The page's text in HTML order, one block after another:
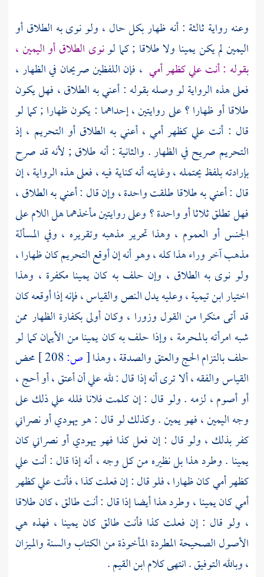
وعنه رواية ثالثة : أنه ظهار بكل حال ، ولو نوى به الطلاق أو
اليمين لم يكن يمينا ولا طلاقا ; كما لونوى الطلاق أو اليمين ،
بقوله : أنت علي كظهر أمي ، فإن اللفظين صريحان في الظهار ،
فعلى هذه الرواية لو وصله بقوله : أعني به الطلاق ، فهل يكون
طلاقا أو ظهارا ؟ على روايتين ، إحداهما : يكون ظهارا ; كما لو
قال : أنت علي كظهر أمي ، أعني به الطلاق أو التحريم ، إذ
التحريم صريح في الظهار . والثانية : أنه طلاق ; لأنه قد صرح
بإرادته بلفظ يحتمله ، وغايته أنه كناية فيه ، فعلى هذه الرواية ، إن
قال : أعني به طلاقا طلقت واحدة ، وإن قال : أعني به الطلاق ،
فهل تطلق ثلاثا أو واحدة ؟ وعلى روايتين مأخذهما هل اللام على
الجنس أو العموم ، وهذا تحرير مذهبه وتقريره ، وفي المسألة
مذهب آخر وراء هذا كله ، وهو أنه إن أوقع التحريم كان ظهارا ،
ولو نوى به الطلاق ، وإن حلف به كان يمينا مكفرة ، وهذا
اختيارابن تيمية، وعليه يدل النص والقياس ، فإنه إذا أوقعه كان
قد أتى منكرا من القول وزورا ، وكان أولى بكفارة الظهار ممن
شبه امرأته بالمحرمة ، وإذا حلف به كان يمينا من الأيمان كما لو
حلف بالتزام الحج والعتق والصدقة ، وهذا[ص:
محض
القياس والفقه ، ألا ترى أنه إذا قال : لله علي أن أعتق ، أو أحج ،
أو أصوم ، لزمه . ولو قال : إن كلمت فلانا فلله علي ذلك على
وجه اليمين ، فهو يمين . وكذلك لو قال : هو يهودي أو نصراني
كفر بذلك ، ولو قال : إن فعل كذا فهو يهودي أو نصراني كان
يمينا . وطرد هذا بل نظيره من كل وجه ، أنه إذا قال : أنت علي
كظهر أمي كان ظهارا ، فلو قال : إن فعلت كذا ، فأنت علي كظهر
أمي كان يمينا ، وطرد هذا أيضا إذا قال : أنت طالق ، كان طلاقا
، ولو قال : إن فعلت كذا فأنت طالق كان يمينا ، فهذه هي
الأصول الصحيحة المطردة المأخوذة من الكتاب والسنة والميزان
، وبالله التوفيق . انتهى كلامابن القيم.